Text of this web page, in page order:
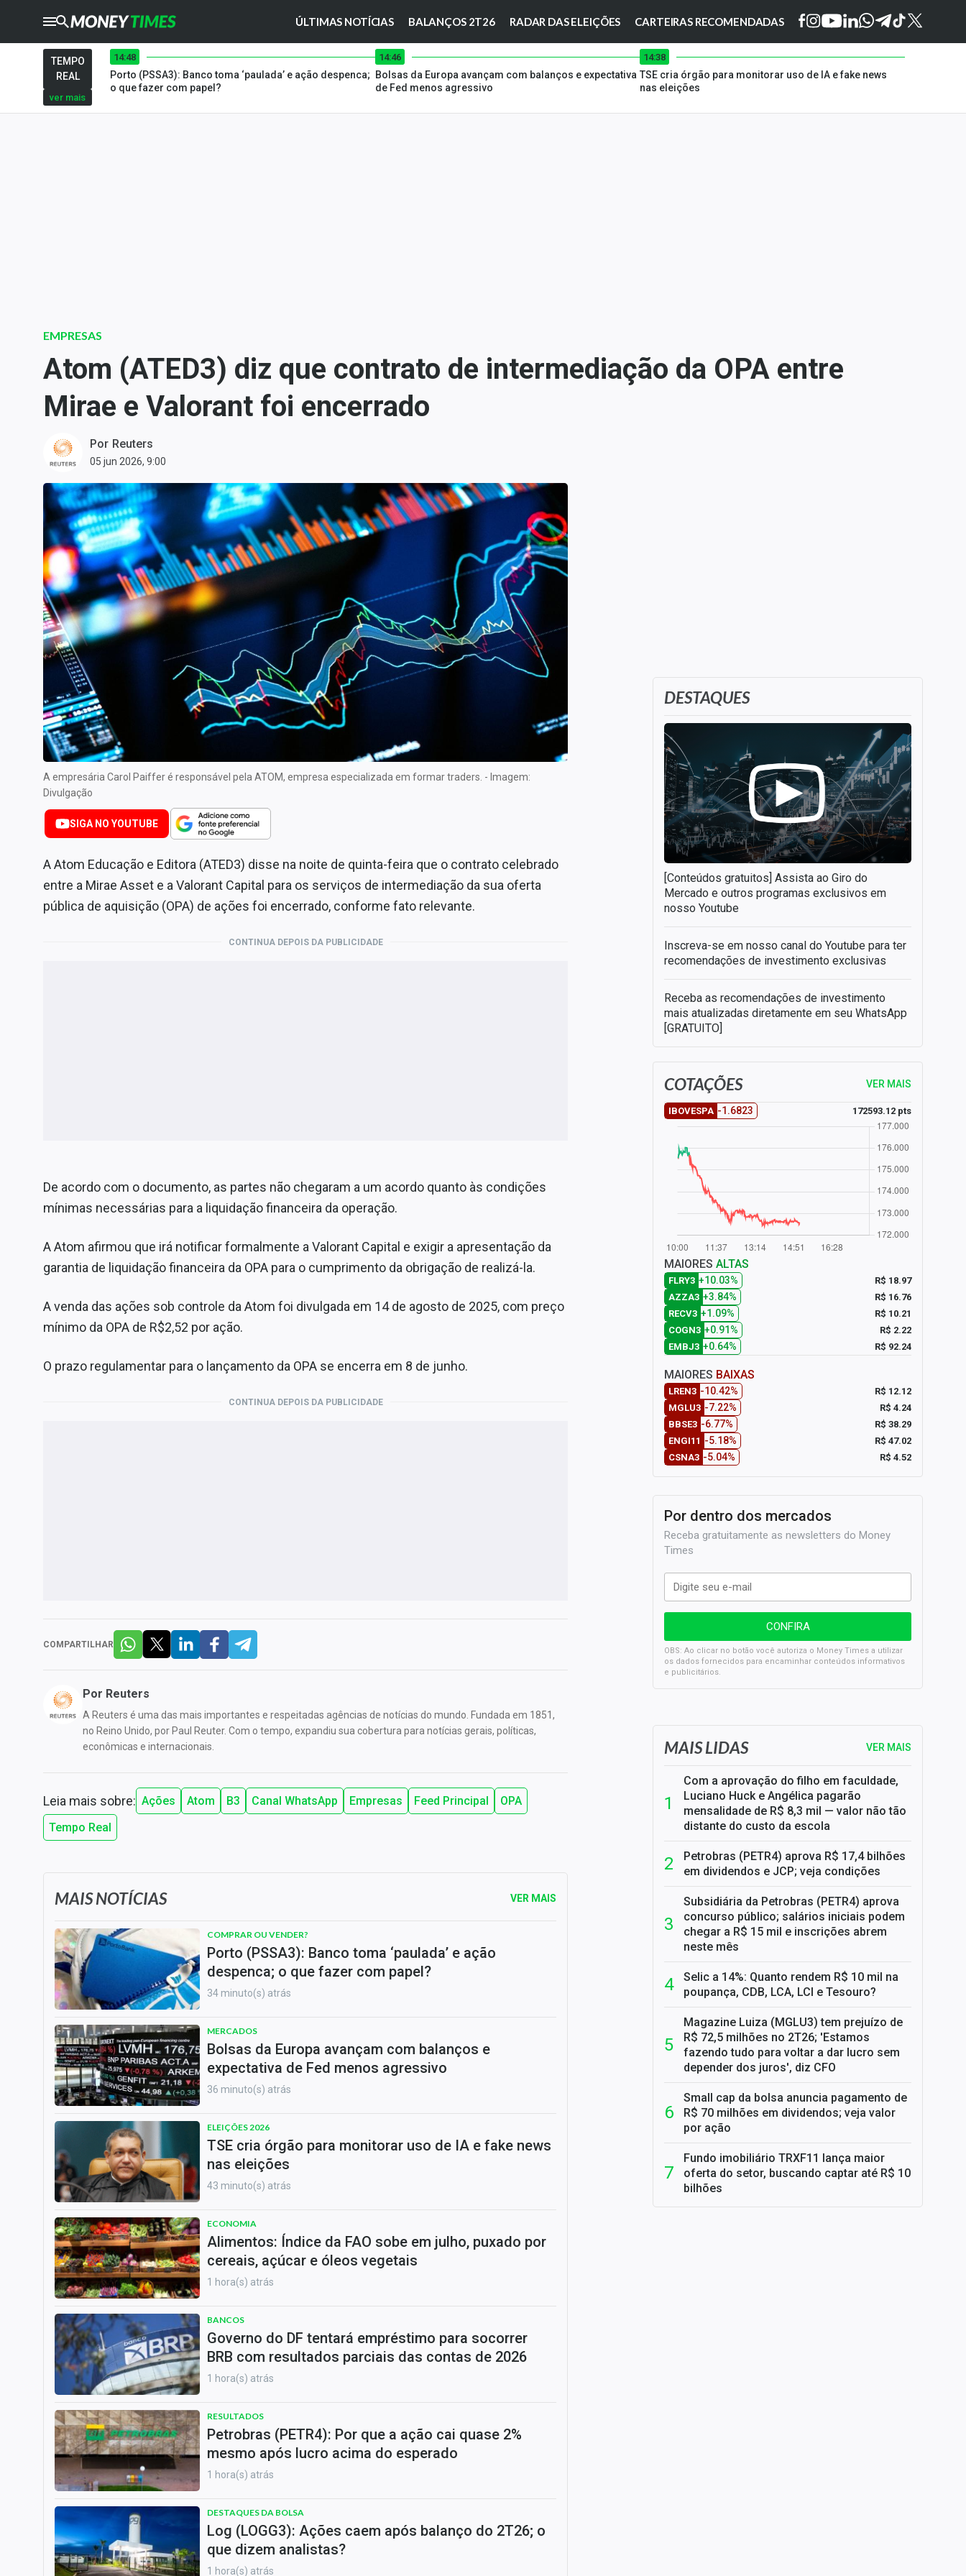
ÚLTIMAS NOTÍCIAS BALANÇOS 2T26 RADAR DAS ELEIÇÕES CARTEIRAS RECOMENDADAS
CRYPTOTIMES
TIMES
Ibovespa
Carteiras Recomendadas
Central de Dividendos
Central de Fundos
Imobiliários
Renda Fixa
Finanças Pessoais
Mercados
Economia
Empresas
Política
Colunas
Especiais
Internacional
Tecnologia
Conteúdo de Marca
Expediente
Contato
TEMPO
REAL
ver mais
14:48
Porto (PSSA3): Banco toma ‘paulada’ e ação despenca;
o que fazer com papel?
14:46
Bolsas da Europa avançam com balanços e expectativa
de Fed menos agressivo
14:38
TSE cria órgão para monitorar uso de IA e fake news
nas eleições
EMPRESAS
Atom (ATED3) diz que contrato de intermediação da OPA entre
Mirae e Valorant foi encerrado
Por Reuters
05 jun 2026, 9:00
A empresária Carol Paiffer é responsável pela ATOM, empresa especializada em formar traders. - Imagem:
Divulgação
SIGA NO YOUTUBE
A Atom Educação e Editora (ATED3) disse na noite de quinta-feira que o contrato celebrado
entre a Mirae Asset e a Valorant Capital para os serviços de intermediação da sua oferta
pública de aquisição (OPA) de ações foi encerrado, conforme fato relevante.
CONTINUA DEPOIS DA PUBLICIDADE
De acordo com o documento, as partes não chegaram a um acordo quanto às condições
mínimas necessárias para a liquidação financeira da operação.
A Atom afirmou que irá notificar formalmente a Valorant Capital e exigir a apresentação da
garantia de liquidação financeira da OPA para o cumprimento da obrigação de realizá-la.
A venda das ações sob controle da Atom foi divulgada em 14 de agosto de 2025, com preço
mínimo da OPA de R$2,52 por ação.
O prazo regulamentar para o lançamento da OPA se encerra em 8 de junho.
CONTINUA DEPOIS DA PUBLICIDADE
COMPARTILHAR
Por Reuters
A Reuters é uma das mais importantes e respeitadas agências de notícias do mundo. Fundada em 1851,
no Reino Unido, por Paul Reuter. Com o tempo, expandiu sua cobertura para notícias gerais, políticas,
econômicas e internacionais.
Leia mais sobre: Ações Atom B3 Canal WhatsApp Empresas Feed Principal
OPA
Tempo Real
DESTAQUES
[Conteúdos gratuitos] Assista ao Giro do
Mercado e outros programas exclusivos em
nosso Youtube
Inscreva-se em nosso canal do Youtube para ter
recomendações de investimento exclusivas
Receba as recomendações de investimento
mais atualizadas diretamente em seu WhatsApp
[GRATUITO]
COTAÇÕES VER MAIS
IBOVESPA -1.6823 172593.12 pts
MAIORES ALTAS
FLRY3 +10.03%
R$ 18.97
AZZA3 +3.84%
R$ 16.76
RECV3 +1.09%
R$ 10.21
COGN3 +0.91%
R$ 2.22
EMBJ3 +0.64% R$ 92.24
MAIORES BAIXAS
LREN3 -10.42%
R$ 12.12
MGLU3 -7.22%
R$ 4.24
BBSE3 -6.77%
R$ 38.29
ENGI11 -5.18%
R$ 47.02
CSNA3 -5.04% R$ 4.52
Por dentro dos mercados
Receba gratuitamente as newsletters do Money
Times
OBS: Ao clicar no botão você autoriza o Money Times a utilizar
os dados fornecidos para encaminhar conteúdos informativos
e publicitários.
SELIC em 14%: A repercussão da decisão sobre os JUROS
MAIS LIDAS VER MAIS
Com a aprovação do filho em faculdade,
Luciano Huck e Angélica pagarão
mensalidade de R$ 8,3 mil — valor não tão
distante do custo da escola
Petrobras (PETR4) aprova R$ 17,4 bilhões
em dividendos e JCP; veja condições
Subsidiária da Petrobras (PETR4) aprova
concurso público; salários iniciais podem
chegar a R$ 15 mil e inscrições abrem
neste mês
Selic a 14%: Quanto rendem R$ 10 mil na
poupança, CDB, LCA, LCI e Tesouro?
Magazine Luiza (MGLU3) tem prejuízo de
R$ 72,5 milhões no 2T26; 'Estamos
fazendo tudo para voltar a dar lucro sem
depender dos juros', diz CFO
Small cap da bolsa anuncia pagamento de
R$ 70 milhões em dividendos; veja valor
por ação
Fundo imobiliário TRXF11 lança maior
oferta do setor, buscando captar até R$ 10
bilhões
MAIS NOTÍCIAS VER MAIS
COMPRAR OU VENDER?
Porto (PSSA3): Banco toma ‘paulada’ e ação
despenca; o que fazer com papel?
34 minuto(s) atrás
MERCADOS
Bolsas da Europa avançam com balanços e
expectativa de Fed menos agressivo
36 minuto(s) atrás
ELEIÇÕES 2026
TSE cria órgão para monitorar uso de IA e fake news
nas eleições
43 minuto(s) atrás
ECONOMIA
Alimentos: Índice da FAO sobe em julho, puxado por
cereais, açúcar e óleos vegetais
1 hora(s) atrás
BANCOS
Governo do DF tentará empréstimo para socorrer
BRB com resultados parciais das contas de 2026
1 hora(s) atrás
RESULTADOS
Petrobras (PETR4): Por que a ação cai quase 2%
mesmo após lucro acima do esperado
1 hora(s) atrás
DESTAQUES DA BOLSA
Log (LOGG3): Ações caem após balanço do 2T26; o
que dizem analistas?
1 hora(s) atrás